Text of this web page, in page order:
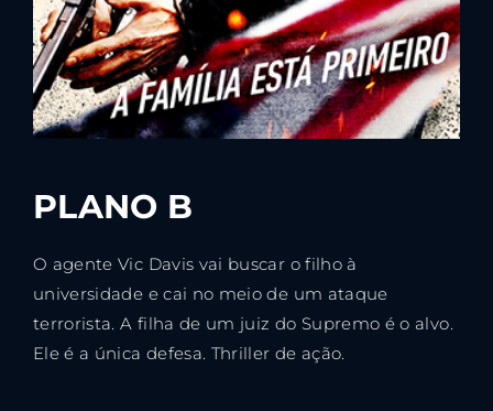
PLANO B
O agente Vic Davis vai buscar o filho à
universidade e cai no meio de um ataque
terrorista. A filha de um juiz do Supremo é o alvo.
Ele é a única defesa. Thriller de ação.